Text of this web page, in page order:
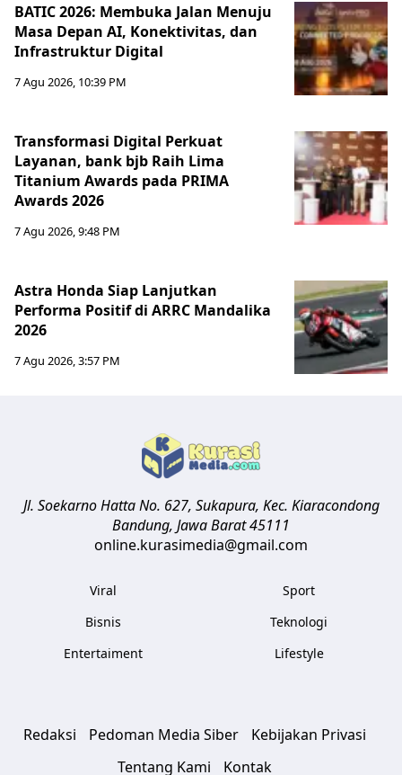
BATIC 2026: Membuka Jalan Menuju
Masa Depan AI, Konektivitas, dan
Infrastruktur Digital
7 Agu 2026, 10:39 PM
Transformasi Digital Perkuat
Layanan, bank bjb Raih Lima
Titanium Awards pada PRIMA
Awards 2026
7 Agu 2026, 9:48 PM
Astra Honda Siap Lanjutkan
Performa Positif di ARRC Mandalika
2026
7 Agu 2026, 3:57 PM
Jl. Soekarno Hatta No. 627, Sukapura, Kec. Kiaracondong
Bandung, Jawa Barat45111
online.kurasimedia@gmail.com
Viral
Bisnis
Entertaiment
Sport
Teknologi
Lifestyle
Redaksi Pedoman Media Siber
Kebijakan Privasi
Tentang Kami
Kontak